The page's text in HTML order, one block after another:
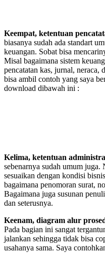
Keempat, ketentuan
biasanya sudah ada standart
keuangan. Sobat bisa
Misal bagaimana sistem
pencatatan kas, jurnal, neraca,
bisa ambil contoh yang saya
download dibawah ini :
Kelima, ketentuan
sebenarnya sudah umum juga.
sesuaikan dengan kondisi
bagaimana penomoran surat,
Bagaimana juga susunan
dan seterusnya.
Keenam, diagram alur
Pada bagian ini sangat
jalankan sehingga tidak bisa
usahanya sama. Saya